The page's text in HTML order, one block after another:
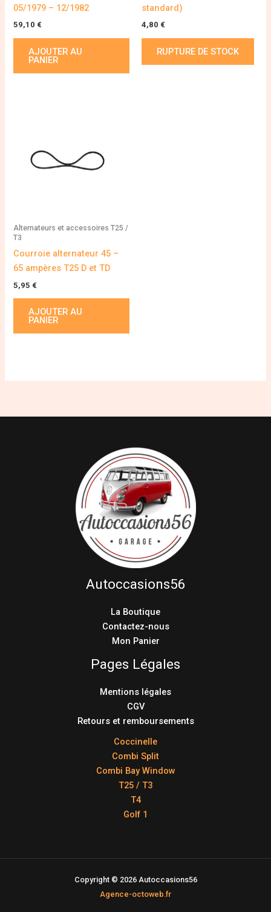
05/1979 – 12/1982
59,10 €
AJOUTER AU
PANIER
standard)
4,80 €
RUPTURE DE STOCK
Alternateurs et accessoires T25 /
T3
Courroie alternateur 45 –
65 ampères T25 D et TD
5,95 €
AJOUTER AU
PANIER
Autoccasions56
La Boutique
Contactez-nous
Mon Panier
Pages Légales
Mentions légales
CGV
Retours et remboursements
Coccinelle
Combi Split
Combi Bay Window
T25 / T3
T4
Golf 1
Copyright © 2026 Autoccasions56
Agence-octoweb.fr